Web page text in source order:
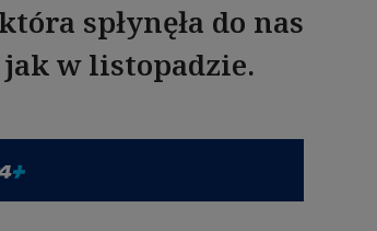
spłynęła do nas
w listopadzie.